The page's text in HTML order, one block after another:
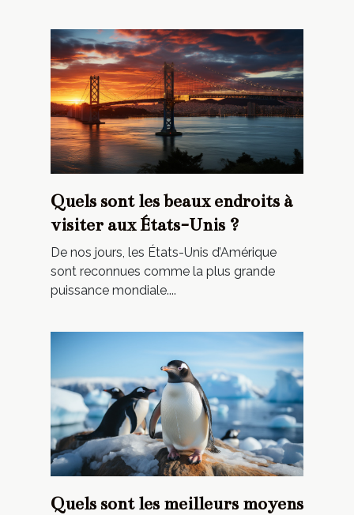
Quels sont les beaux endroits à
visiter aux États-Unis ?
De nos jours, les États-Unis d’Amérique
sont reconnues comme la plus grande
puissance mondiale....
Quels sont les meilleurs moyens